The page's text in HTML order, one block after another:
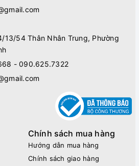
13/54 Thân Nhân Trung, Phường
- 090.625.7322
Chính sách mua hàng
Hướng dẫn mua hàng
Chính sách giao hàng